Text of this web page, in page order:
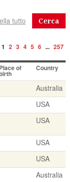
Cerca
1 2 3 4 5 6 ... 257
Place of Country
Australia
USA
USA
USA
USA
Australia